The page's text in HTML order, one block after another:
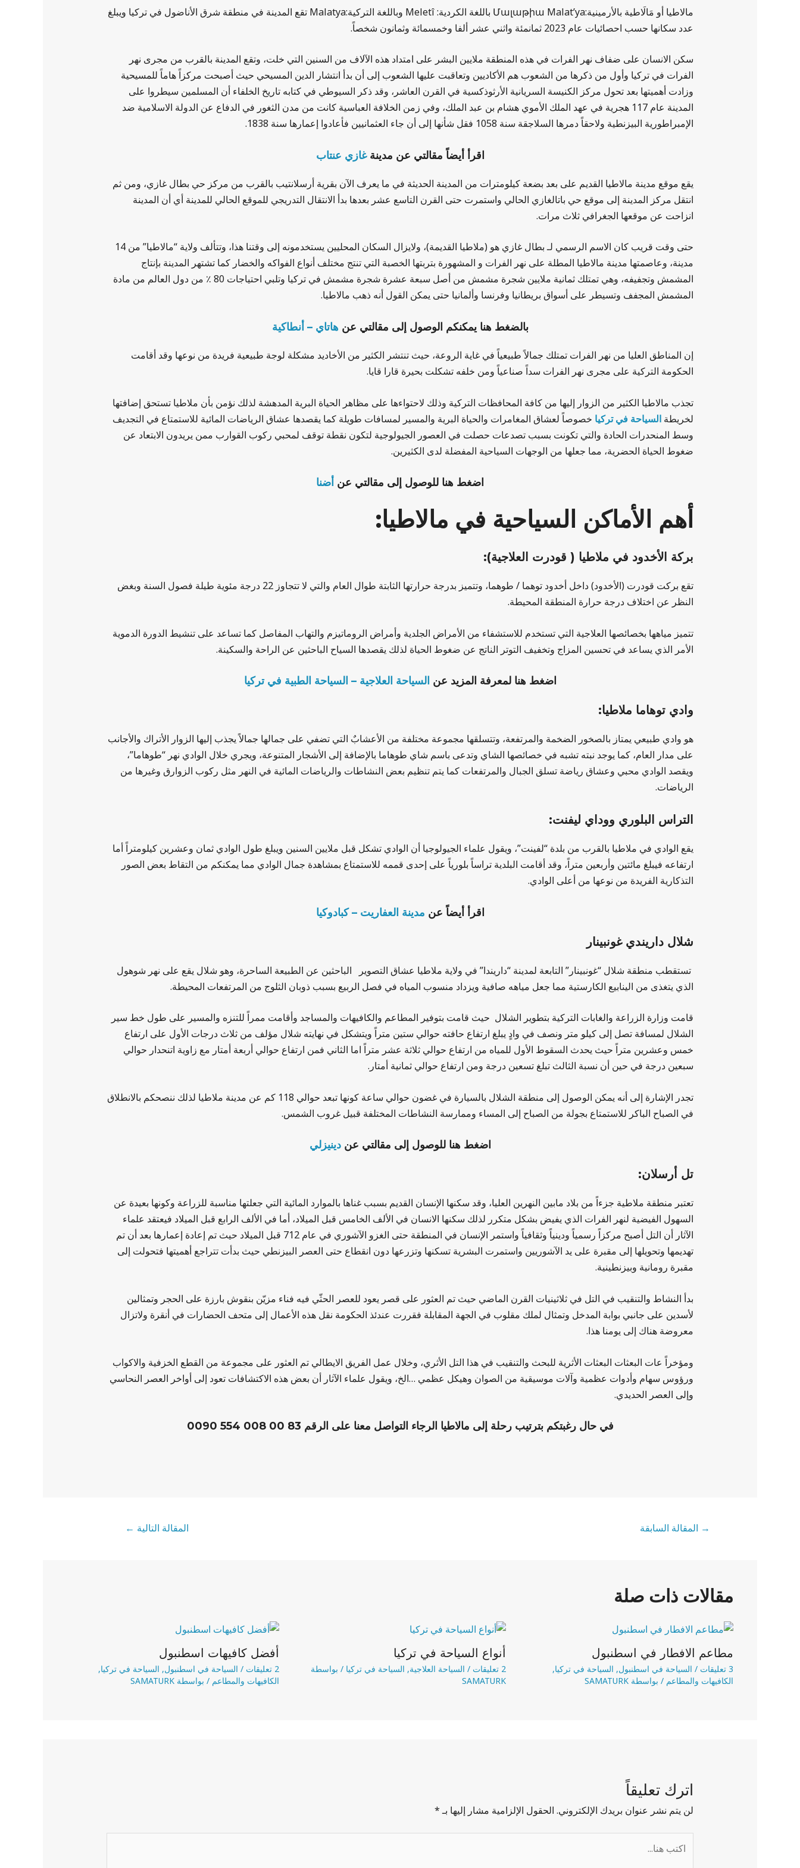
مالاطيا أو مَالَاطية بالأرمينية:Մալաթիա Malat’ya باللغة الكردية: Meletî وباللغة التركية:Malatya تقع المدينة في منطقة شرق الأناضول في تركيا ويبلغ
عدد سكانها حسب احصائيات عام 2023 ثمانمئة واثني عشر ألفا وخمسمائة وثمانون شخصاً.
سكن الانسان على ضفاف نهر الفرات في هذه المنطقة ملايين البشر على امتداد هذه الآلاف من السنين التي خلت، وتقع المدينة بالقرب من مجرى نهر
الفرات في تركيا وأول من ذكرها من الشعوب هم الأكاديين وتعاقبت عليها الشعوب إلى أن بدأ انتشار الدين المسيحي حيث أصبحت مركزاً هاماً للمسيحية
وزادت أهميتها بعد تحول مركز الكنيسة السريانية الأرثوذكسية في القرن العاشر، وقد ذكر السيوطي في كتابه تاريخ الخلفاء أن المسلمين سيطروا على
المدينة عام 117 هجرية في عهد الملك الأموي هشام بن عبد الملك، وفي زمن الخلافة العباسية كانت من مدن الثغور في الدفاع عن الدولة الاسلامية ضد
الإمبراطورية البيزنطية ولاحقاً دمرها السلاجقة سنة 1058 فقل شأنها إلى أن جاء العثمانيين فأعادوا إعمارها سنة 1838.
اقرأ أيضاً مقالتي عن مدينةغازي عنتاب
يقع موقع مدينة مالاطيا القديم على بعد بضعة كيلومترات من المدينة الحديثة في ما يعرف الآن بقرية أرسلانتيب بالقرب من مركز حي بطال غازي، ومن ثم
انتقل مركز المدينة إلى موقع حي باتالغازي الحالي واستمرت حتى القرن التاسع عشر بعدها بدأ الانتقال التدريجي للموقع الحالي للمدينة أي أن المدينة
انزاحت عن موقعها الجغرافي ثلاث مرات.
حتى وقت قريب كان الاسم الرسمي لـ بطال غازي هو (ملاطيا القديمة)، ولايزال السكان المحليين يستخدمونه إلى وقتنا هذا، وتتألف ولاية “مالاطيا” من 14
مدينة، وعاصمتها مدينة مالاطيا المطلة على نهر الفرات و المشهورة بتربتها الخصبة التي تنتج مختلف أنواع الفواكه والخضار كما تشتهر المدينة بإنتاج
المشمش وتجفيفه، وهي تمتلك ثمانية ملايين شجرة مشمش من أصل سبعة عشرة شجرة مشمش في تركيا وتلبي احتياجات 80 ٪ من دول العالم من مادة
المشمش المجفف وتسيطر على أسواق بريطانيا وفرنسا وألمانيا حتى يمكن القول أنه ذهب مالاطيا.
بالضغط هنا يمكنكم الوصول إلى مقالتي عنهاتاي – أنطاكية
إن المناطق العليا من نهر الفرات تمتلك جمالاً طبيعياً في غاية الروعة، حيث تنتشر الكثير من الأخاديد مشكلة لوجة طبيعية فريدة من نوعها وقد أقامت
الحكومة التركية على مجرى نهر الفرات سداً صناعياً ومن خلفه تشكلت بحيرة قارا قايا.
تجذب مالاطيا الكثير من الزوار إليها من كافة المحافظات التركية وذلك لاحتواءها على مظاهر الحياة البرية المدهشة لذلك نؤمن بأن ملاطيا تستحق إضافتها
لخريطة السياحة في تركيا خصوصاً لعشاق المغامرات والحياة البرية والمسير لمسافات طويلة كما يقصدها عشاق الرياضات المائية للاستمتاع في التجديف
وسط المنحدرات الحادة والتي تكونت بسبب تصدعات حصلت في العصور الجيولوجية لتكون نقطة توقف لمحبي ركوب القوارب ممن يريدون الابتعاد عن
ضغوط الحياة الحضرية، مما جعلها من الوجهات السياحية المفضلة لدى الكثيرين.
اضغط هنا للوصول إلى مقالتي عن أضنا
أهم الأماكن السياحية في مالاطيا:
بركة الأخدود في ملاطيا ( قودرت العلاجية):
تقع بركت قودرت (الأخدود) داخل أخدود توهما / طوهما، وتتميز بدرجة حرارتها الثابتة طوال العام والتي لا تتجاوز 22 درجة مئوية طيلة فصول السنة وبغض
النظر عن اختلاف درجة حرارة المنطقة المحيطة.
تتميز مياهها بخصائصها العلاجية التي تستخدم للاستشفاء من الأمراض الجلدية وأمراض الروماتيزم والتهاب المفاصل كما تساعد على تنشيط الدورة الدموية
الأمر الذي يساعد في تحسين المزاج وتخفيف التوتر الناتج عن ضغوط الحياة لذلك يقصدها السياح الباحثين عن الراحة والسكينة.
اضغط هنا لمعرفة المزيد عن السياحة العلاجية – السياحة الطبية في تركيا
وادي توهاما ملاطيا:
هو وادي طبيعي يمتاز بالصخور الضخمة والمرتفعة، وتتسلقها مجموعة مختلفة من الأعشابٌ التي تضفي على جمالها جمالاً يجذب إليها الزوار الأتراك والأجانب
على مدار العام، كما يوجد نبته تشبه في خصائصها الشاي وتدعى باسم شاي طوهاما بالإضافة إلى الأشجار المتنوعة، ويجري خلال الوادي نهر “طوهاما”،
ويقصد الوادي محبي وعشاق رياضة تسلق الجبال والمرتفعات كما يتم تنظيم بعض النشاطات والرياضات المائية في النهر مثل ركوب الزوارق وغيرها من
الرياضات.
التراس البلوري ووداي ليفنت:
يقع الوادي في ملاطيا بالقرب من بلدة “لفينت”، ويقول علماء الجيولوجيا أن الوادي تشكل قبل ملايين السنين ويبلغ طول الوادي ثمان وعشرين كيلومتراً أما
ارتفاعه فيبلغ مائتين وأربعين متراً، وقد أقامت البلدية تراساً بلورياً على إحدى قممه للاستمتاع بمشاهدة جمال الوادي مما يمكنكم من التقاط بعض الصور
التذكارية الفريدة من نوعها من أعلى الوادي.
اقرأ أيضاً عن مدينة العفاريت – كبادوكيا
شلال داريندي غونبينار
تستقطب منطقة شلال “غونبينار” التابعة لمدينة “داريندا” في ولاية ملاطيا عشاق التصوير الباحثين عن الطبيعة الساحرة، وهو شلال يقع على نهر شوهول
الذي يتغذى من الينابيع الكارستية مما جعل مياهه صافية ويزداد منسوب المياه في فصل الربيع بسبب ذوبان الثلوج من المرتفعات المحيطة.
قامت وزارة الزراعة والغابات التركية بتطوير الشلال حيث قامت بتوفير المطاعم والكافيهات والمساجد وأقامت ممراً للتنزه والمسير على طول خط سير
الشلال لمسافة تصل إلى كيلو متر ونصف في وادٍ يبلغ ارتفاع حافته حوالي ستين متراً ويتشكل في نهايته شلال مؤلف من ثلاث درجات الأول على ارتفاع
خمس وعشرين متراً حيث يحدث السقوط الأول للمياه من ارتفاع حوالي ثلاثة عشر متراً اما الثاني فمن ارتفاع حوالي أربعة أمتار مع زاوية اتنحدار حوالي
سبعين درجة في حين أن نسبة الثالث تبلغ تسعين درجة ومن ارتفاع حوالي ثمانية أمتار.
تجدر الإشارة إلى أنه يمكن الوصول إلى منطقة الشلال بالسيارة في غضون حوالي ساعة كونها تبعد حوالي 118 كم عن مدينة ملاطيا لذلك ننصحكم بالانطلاق
في الصباح الباكر للاستمتاع بجولة من الصباح إلى المساء وممارسة النشاطات المختلفة قبيل غروب الشمس.
اضغط هنا للوصول إلى مقالتي عندينيزلي
تل أرسلان:
تعتبر منطقة ملاطية جزءاً من بلاد مابين النهرين العليا، وقد سكنها الإنسان القديم بسبب غناها بالموارد المائية التي جعلتها مناسبة للزراعة وكونها بعيدة عن
السهول الفيضية لنهر الفرات الذي يفيض بشكل متكرر لذلك سكنها الانسان في الألف الخامس قبل الميلاد، أما في الألف الرابع قبل الميلاد فيعتقد علماء
الآثار أن التل أصبح مركزاً رسمياً ودينياً وثقافياً واستمر الإنسان في المنطقة حتى الغزو الآشوري في عام 712 قبل الميلاد حيث تم إعادة إعمارها بعد أن تم
تهديمها وتحويلها إلى مقبرة على يد الآشوريين واستمرت البشرية تسكنها وتزرعها دون انقطاع حتى العصر البيزنطي حيث بدأت تتراجع أهميتها فتحولت إلى
مقبرة رومانية وبيزنطينية.
بدأ النشاط والتنقيب في التل في ثلاثينيات القرن الماضي حيث تم العثور على قصر يعود للعصر الحثّي فيه فناء مزيّن بنقوش بارزة على الحجر وتمثالين
لأسدين على جانبي بوابة المدخل وتمثال لملك مقلوب في الجهة المقابلة فقررت عندئذ الحكومة نقل هذه الأعمال إلى متحف الحضارات في أنقرة ولاتزال
معروضة هناك إلى يومنا هذا.
ومؤخراً عات البعثات البعثات الأثرية للبحث والتنقيب في هذا التل الأثري، وخلال عمل الفريق الايطالي تم العثور على مجموعة من القطع الخزفية والاكواب
ورؤوس سهام وأدوات عظمية وآلات موسيقية من الصوان وهيكل عظمي …الخ، ويقول علماء الآثار أن بعض هذه الاكتشافات تعود إلى أواخر العصر النحاسي
وإلى العصر الحديدي.
في حال رغبتكم بترتيب رحلة إلى مالاطيا الرجاء التواصل معنا على الرقم 83 00 008 554 0090
→ المقالة السابقة المقالة التالية ←
مقالات ذات صلة
مطاعم الافطار في اسطنبول
3 تعليقات / السياحة في اسطنبول, السياحة في تركيا,
الكافيهات والمطاعم / بواسطة SAMATURK
أنواع السياحة في تركيا
2 تعليقات / السياحة العلاجية, السياحة في تركيا / بواسطة
SAMATURK
أفضل كافيهات اسطنبول
2 تعليقات / السياحة في اسطنبول, السياحة في تركيا,
الكافيهات والمطاعم / بواسطة SAMATURK
اترك تعليقاً
لن يتم نشر عنوان بريدك الإلكتروني. الحقول الإلزامية مشار إليها بـ*
هنا...